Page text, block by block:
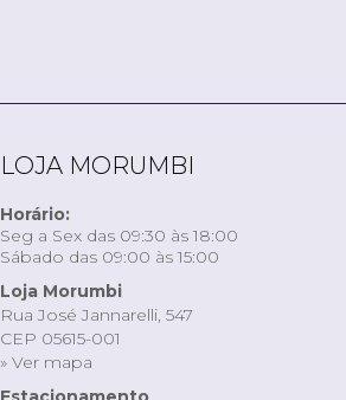
LOJA MORUMBI
Horário:
Seg a Sex das 09:30 às 18:00
Sábado das 09:00 às 15:00
Loja Morumbi
Rua José Jannarelli, 547
CEP 05615-001
» Ver mapa